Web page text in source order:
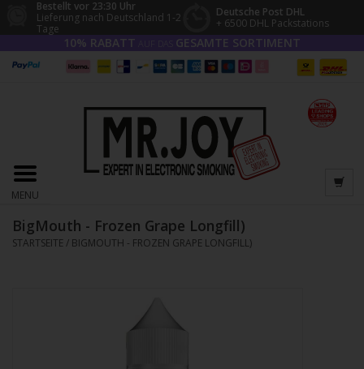
Bestellt vor 23:30 Uhr
Lieferung nach Deutschland 1-2
Tage
Deutsche Post DHL
+ 6500 DHL Packstations
10% RABATT GESAMTE SORTIMENT
MENU
BigMouth - Frozen Grape Longfill)
STARTSEITE / BIGMOUTH - FROZEN GRAPE LONGFILL)